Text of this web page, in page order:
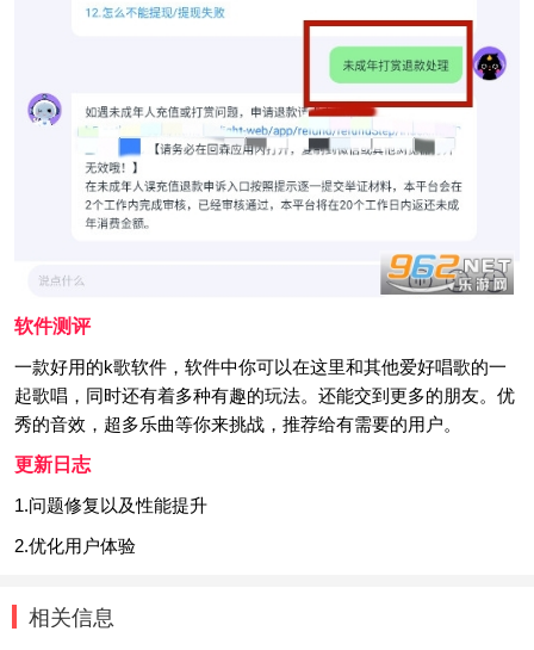
软件测评
一款好用的k歌软件，软件中你可以在这里和其他爱好唱歌的一
起歌唱，同时还有着多种有趣的玩法。还能交到更多的朋友。优
秀的音效，超多乐曲等你来挑战，推荐给有需要的用户。
更新日志
1.问题修复以及性能提升
2.优化用户体验
相关信息